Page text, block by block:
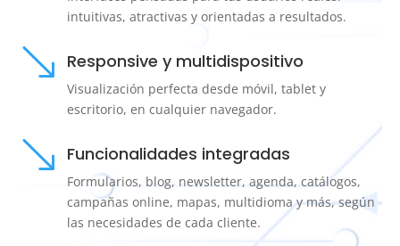
intuitivas, atractivas y orientadas a resultados.
' Responsive y multidispositivo
Visualización perfecta desde móvil, tablet y
escritorio, en cualquier navegador.
' Funcionalidades integradas
Formularios, blog, newsletter, agenda, catálogos,
campañas online, mapas, multidioma y más, según
las necesidades de cada cliente.